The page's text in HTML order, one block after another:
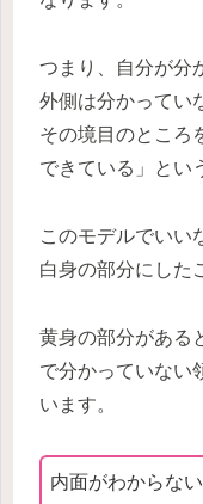
つまり、自分が分
外側は分かってい
その境目のところ
できている」とい
このモデルでいい
白身の部分にした
黄身の部分がある
で分かっていない
います。
内面がわからな